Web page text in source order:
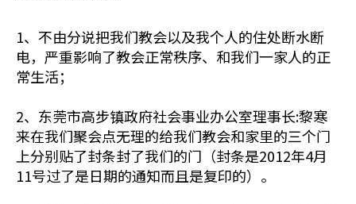
1、不由分说把我们教会以及我个人的住处断水断
电，严重影响了教会正常秩序、和我们一家人的正
常生活；
2、东莞市高步镇政府社会事业办公室理事长:黎寒
来在我们聚会点无理的给我们教会和家里的三个门
上分别贴了封条封了我们的门（封条是2012年4月
11号过了是日期的通知而且是复印的）。